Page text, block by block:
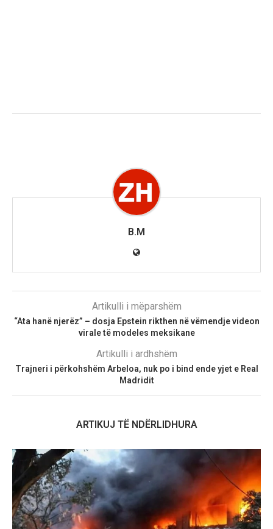
B.M
Artikulli i mëparshëm
“Ata hanë njerëz” – dosja Epstein rikthen në vëmendje videon
virale të modeles meksikane
Artikulli i ardhshëm
Trajneri i përkohshëm Arbeloa, nuk po i bind ende yjet e Real
Madridit
ARTIKUJ TË NDËRLIDHURA